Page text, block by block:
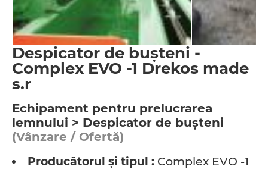
Despicator de buşteni -
Complex EVO -1 Drekos made
s.r
Echipament pentru prelucrarea
lemnului > Despicator de buşteni
(Vânzare / Ofertă)
Producătorul şi tipul : Complex EVO -1